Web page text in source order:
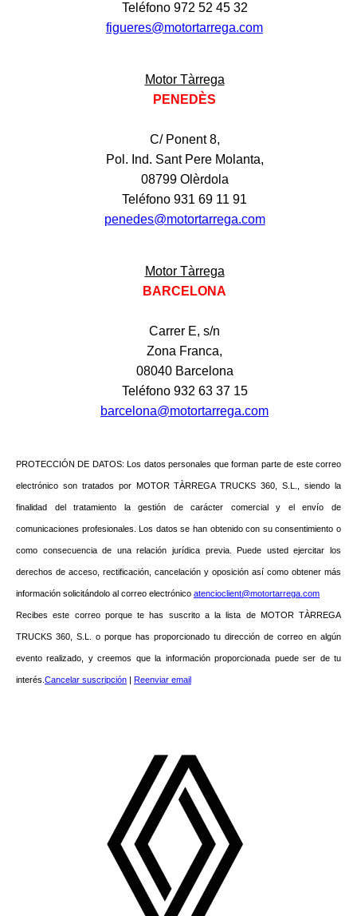
Teléfono 972 52 45 32
figueres@motortarrega.com
Motor Tàrrega
P E NED ÈS
C/ Ponent 8,
Pol. Ind. Sant Pere Molanta,
08799 Olèrdola
Teléfono 931 69 11 91
penedes@motortarrega.com
Motor Tàrrega
BARCELONA
Carrer E, s/n
Zona Franca,
08040 Barcelona
Teléfono 932 63 37 15
barcelona@motortarrega.com
PROTECCIÓN DE DATOS: Los datos personales que forman parte de este correo
electrónico son tratados por MOTOR TÀRREGA TRUCKS 360, S.L., siendo la
finalidad del tratamiento la gestión de carácter comercial y el envío de
comunicaciones profesionales. Los datos se han obtenido con su consentimiento o
como consecuencia de una relación jurídica previa. Puede usted ejercitar los
derechos de acceso, rectificación, cancelación y oposición así como obtener más
información solicitándolo al correo electrónico atencioclient@motortarrega.com
Recibes este correo porque te has suscrito a la lista de MOTOR TÀRREGA
TRUCKS 360, S.L. o porque has proporcionado tu dirección de correo en algún
evento realizado, y creemos que la información proporcionada puede ser de tu
interés. Cancelar suscripción | Reenviar email